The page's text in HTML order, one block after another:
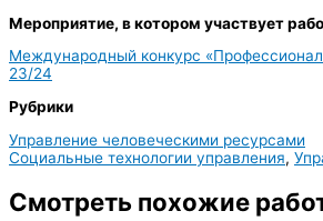
Мероприятие, в котором участвует
Международный конкурс
23/24
Рубрики
Управление человеческими ресурсами
Социальные технологии управления,
Смотреть похожие